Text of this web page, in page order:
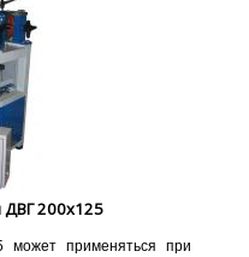
200х125
может применяться при